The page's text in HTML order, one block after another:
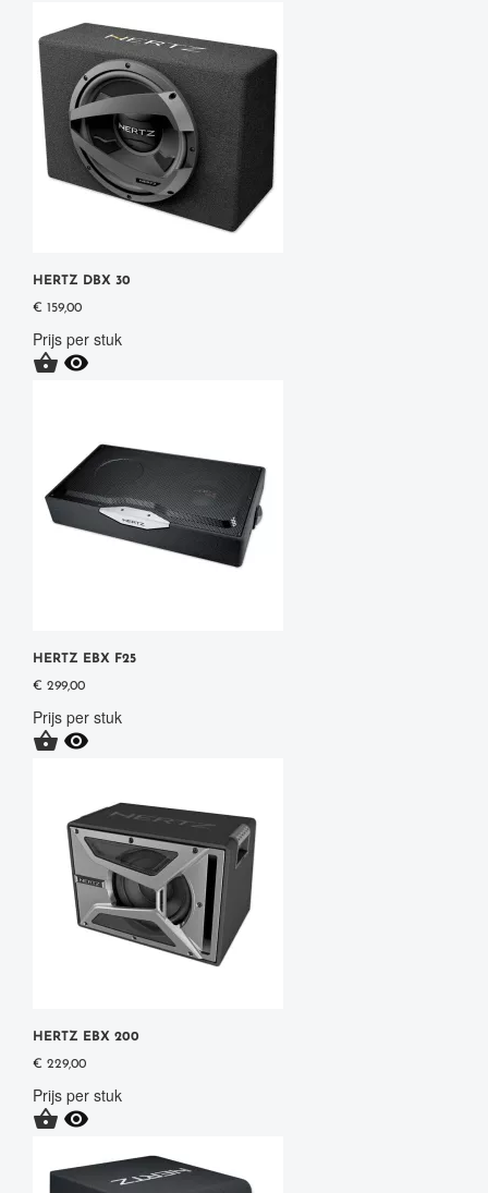
HERTZ DBX 30
€ 159,00
Prijs per stuk
 
HERTZ EBX F25
€ 299,00
Prijs per stuk
 
HERTZ EBX 200
€ 229,00
Prijs per stuk
 